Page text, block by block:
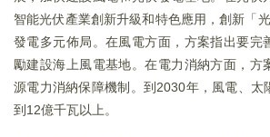
智能光伏產業創新升級和特色應用，創新「
發電多元佈局。在風電方面，方案指出要完
勵建設海上風電基地。在電力消納方面，方
源電力消納保障機制。到2030年，風電、太
到12億千瓦以上。